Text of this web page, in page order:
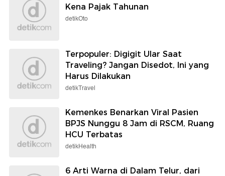
Kena Pajak Tahunan
detikOto
Terpopuler: Digigit Ular Saat
Traveling? Jangan Disedot, Ini yang
Harus Dilakukan
detikTravel
Kemenkes Benarkan Viral Pasien
BPJS Nunggu 8 Jam di RSCM, Ruang
HCU Terbatas
detikHealth
6 Arti Warna di Dalam Telur, dari